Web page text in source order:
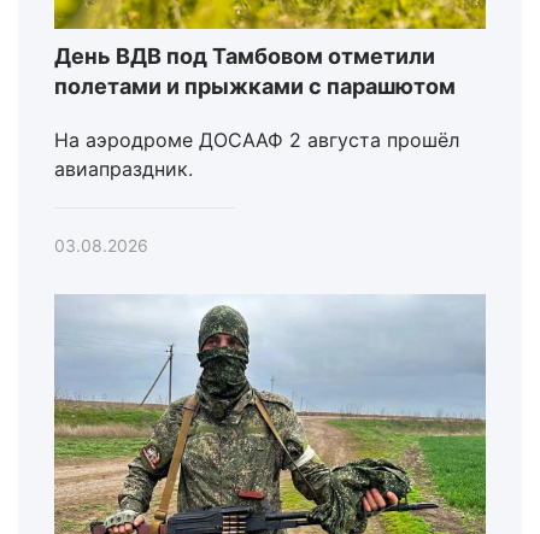
День ВДВ под Тамбовом отметили
полетами и прыжками с парашютом
На аэродроме ДОСААФ 2 августа прошёл
авиапраздник.
03.08.2026